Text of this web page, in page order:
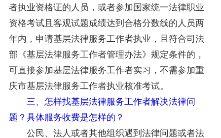
者执业资格证的人员，或者参加国家统一法律职业
资格考试且客观试题成绩达到合格分数线的人员两
年内，申请基层法律服务工作者执业，且符合司法
部《基层法律服务工作者管理办法》规定条件的，
可直接参加基层法律服务工作者实习，不需参加重
庆市基层法律服务工作者执业核准考试。
三、怎样找基层法律服务工作者解决法律问
题？具体服务收费是怎样的？
公民、法人或者其他组织遇到法律问题或者法